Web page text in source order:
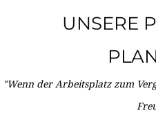
UNSERE
"Wenn der Arbeitsplatz zum